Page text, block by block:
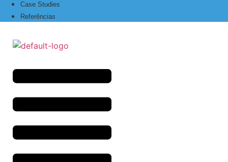
Case Studies
Referências
Menu